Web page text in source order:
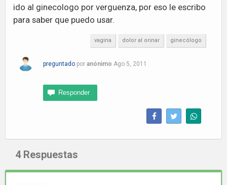
ido al ginecologo por verguenza, por eso le escribo
para saber que puedo usar.
vagina dolor al orinar ginecólogo
preguntado por anónimo Ago 5, 2011
4Respuestas